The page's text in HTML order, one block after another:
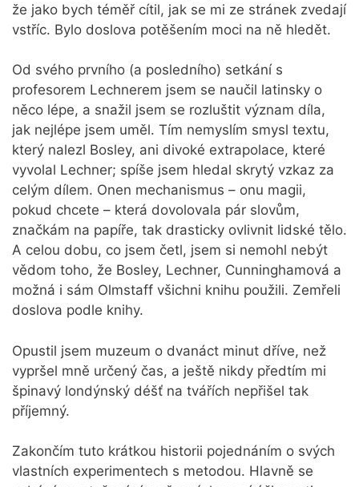
že jako bych téměř cítil, jak se mi ze stránek zvedají
vstříc. Bylo doslova potěšením moci na ně hledět.
Od svého prvního (a posledního) setkání s
profesorem Lechnerem jsem se naučil latinsky o
něco lépe, a snažil jsem se rozluštit význam díla,
jak nejlépe jsem uměl. Tím nemyslím smysl textu,
který nalezl Bosley, ani divoké extrapolace, které
vyvolal Lechner; spíše jsem hledal skrytý vzkaz za
celým dílem. Onen mechanismus – onu magii,
pokud chcete – která dovolovala pár slovům,
značkám na papíře, tak drasticky ovlivnit lidské tělo.
A celou dobu, co jsem četl, jsem si nemohl nebýt
vědom toho, že Bosley, Lechner, Cunninghamová a
možná i sám Olmstaff všichni knihu použili. Zemřeli
doslova podle knihy.
Opustil jsem muzeum o dvanáct minut dříve, než
vypršel mně určený čas, a ještě nikdy předtím mi
špinavý londýnský déšť na tvářích nepřišel tak
příjemný.
Zakončím tuto krátkou historii pojednáním o svých
vlastních experimentech s metodou. Hlavně se